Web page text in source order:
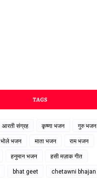
TAGS
आरती संग्रह कृष्णा भजन गुरु भजन
भोले भजन माता भजन राम भजन
हनुमान भजन हसी मज़ाक गीत
bhat geet chetawni bhajan